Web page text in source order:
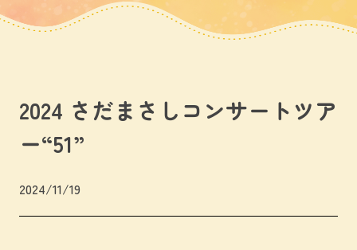
2024 さだまさしコンサートツア
ー“51”
2024/11/19